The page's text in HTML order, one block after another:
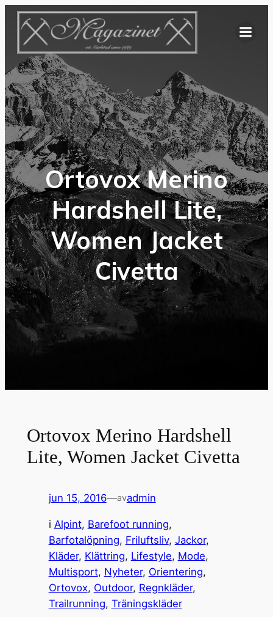
Hoppa
innehåll
Ortovox Merino
Hardshell Lite,
Women Jacket
Civetta
Ortovox Merino Hardshell
Lite, Women Jacket Civetta
jun 15, 2016—avadmin
i Alpint, Barefoot running
Barfotalöpning, Friluftsliv, Jackor
Kläder, Klättring, Lifestyle, Mode
Multisport, Nyheter, Orientering
Ortovox, Outdoor, Regnkläder
Trailrunning, Träningskläder